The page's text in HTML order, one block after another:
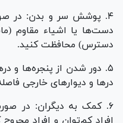
۴. پوشش سر و بدن: در
دست‌ها یا اشیاء مقاوم
دسترس) محافظت کنید.
۵. دور شدن از پنجره‌ها و
در‌ها و دیوار‌های خارجی
۶. کمک به دیگران: در
افراد کم‌توان و افراد